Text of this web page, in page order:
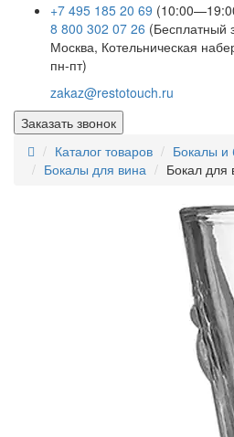
+7 495 185 20 69
8 800 302 07 26 (Бесплатный
Москва, Котельническая
пн-пт)
zakaz@restotouch.ru
Заказать звонок
Каталог товаров
Бокалы и
Бокалы для вина
Бокал для